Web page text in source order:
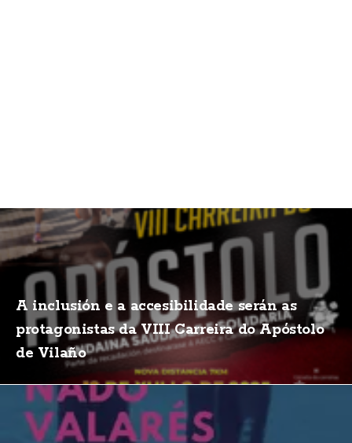
A inclusión e a accesibilidade serán as
protagonistas da VIII Carreira do Apóstolo
de Vilaño